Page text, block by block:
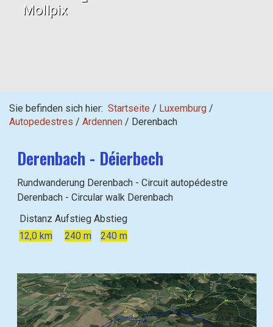
Mollpix
Sie befinden sich hier: Startseite / Luxemburg /
Autopedestres / Ardennen / Derenbach
Derenbach - Déierbech
Rundwanderung Derenbach - Circuit autopédestre
Derenbach - Circular walk Derenbach
Distanz Aufstieg Abstieg
12,0 km
240 m 240 m